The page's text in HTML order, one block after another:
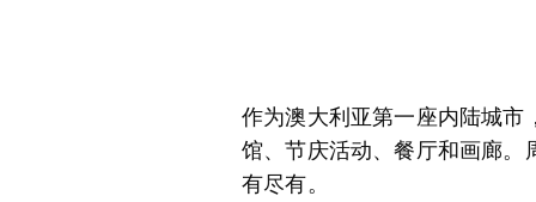
作为澳大利亚第一座内陆城市
馆、节庆活动、餐厅和画廊
有尽有。